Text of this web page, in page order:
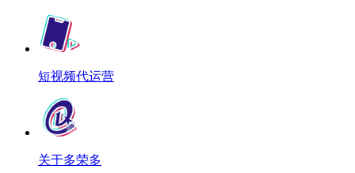
短视频代运营
关于多荣多